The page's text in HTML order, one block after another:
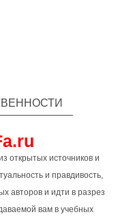
открытых источников и
и правдивость,
авторов и идти в разрез
вам в учебных